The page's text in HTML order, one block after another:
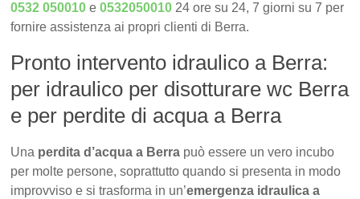
0532 050010 e0532050010 24 ore su 24, 7 giorni su 7 per
fornire assistenza ai propri clienti di Berra.
Pronto intervento idraulico a Berra:
per idraulico per disotturare wc Berra
e per perdite di acqua a Berra
Una perdita d’acqua a Berra può essere un vero incubo
per molte persone, soprattutto quando si presenta in modo
improvviso e si trasforma in un’emergenza idraulica a